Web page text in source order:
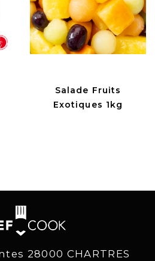
Salade Fruits
Exotiques 1kg
28000 CHARTRES